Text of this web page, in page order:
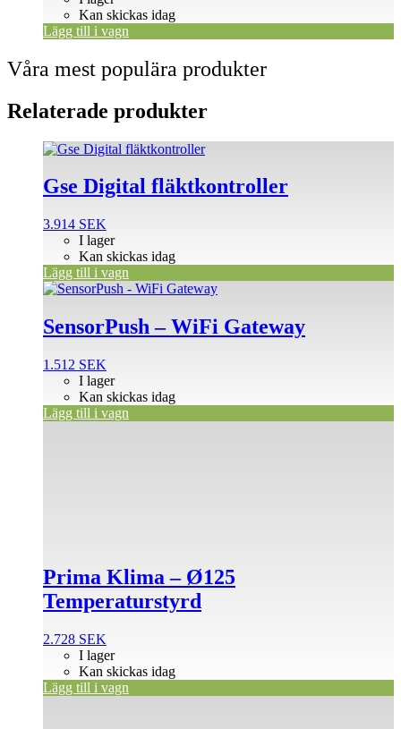
Kan skickas idag
Lägg till i vagn
Våra mest populära produkter
Relaterade produkter
Gse Digital fläktkontroller
3.914 SEK
I lager
Kan skickas idag
Lägg till i vagn
SensorPush – WiFi Gateway
1.512 SEK
I lager
Kan skickas idag
Lägg till i vagn
Prima Klima – Ø125
Temperaturstyrd
2.728 SEK
I lager
Kan skickas idag
Lägg till i vagn